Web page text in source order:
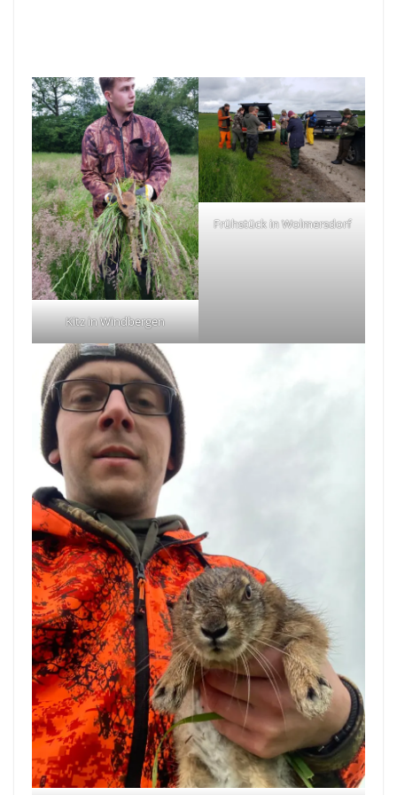
Kitz in Windbergen
Frühstück in Wolmersdorf